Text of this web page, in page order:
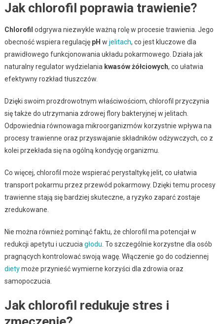
Jak chlorofil poprawia trawienie?
Chlorofil odgrywa niezwykle ważną rolę w procesie trawienia. Jego
obecność wspiera regulację pH w jelitach, co jest kluczowe dla
prawidłowego funkcjonowania układu pokarmowego. Działa jak
naturalny regulator wydzielania kwasów żółciowych, co ułatwia
efektywny rozkład tłuszczów.
Dzięki swoim prozdrowotnym właściwościom, chlorofil przyczynia
się także do utrzymania zdrowej flory bakteryjnej w jelitach.
Odpowiednia równowaga mikroorganizmów korzystnie wpływa na
procesy trawienne oraz przyswajanie składników odżywczych, co z
kolei przekłada się na ogólną kondycję organizmu.
Co więcej, chlorofil może wspierać perystaltykę jelit, co ułatwia
transport pokarmu przez przewód pokarmowy. Dzięki temu procesy
trawienne stają się bardziej skuteczne, a ryzyko zaparć zostaje
zredukowane.
Nie można również pominąć faktu, że chlorofil ma potencjał w
redukcji apetytu i uczucia głodu . To szczególnie korzystne dla osób
pragnących kontrolować swoją wagę. Włączenie go do codziennej
dietymoże przynieść wymierne korzyści dla zdrowia oraz
samopoczucia.
Jak chlorofil redukuje stres i